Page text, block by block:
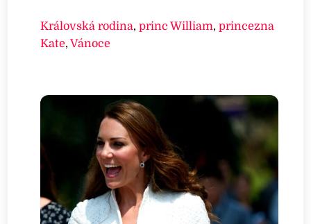
Královská rodina,princ William,princezna
Kate,Vánoce